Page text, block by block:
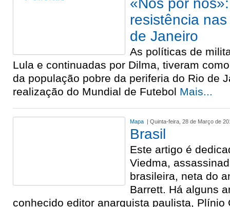
«Nós por
resistência
de Janeiro
As políticas de
Lula e continuadas por Dilma, tiveram
da população pobre da periferia do Rio de
realização do Mundial de Futebol Mais...
Mapa | Quinta-feira, 28 de Março de
Brasil
Este artigo é
Viedma,
brasileira, neta do
Barrett. Há alguns
conhecido editor anarquista paulista, Plínio